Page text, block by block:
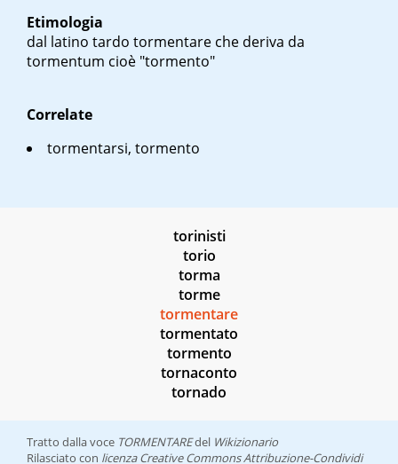
Etimologia
dal latino tardo tormentare che deriva da
tormentum cioè "tormento"
Correlate
tormentarsi, tormento
torinisti
torio
torma
torme
tormentare
tormentato
tormento
tornaconto
tornado
Tratto dalla voce TORMENTAREdel Wikizionario
Rilasciato con licenza Creative Commons Attribuzione-Condividi